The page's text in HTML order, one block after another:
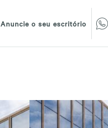
Anuncie o seu escritório